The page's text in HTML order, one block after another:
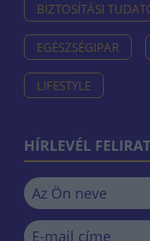
BIZTOSÍTÁSI
EGÉSZSÉGIPAR
LIFESTYLE
HÍRLEVÉL